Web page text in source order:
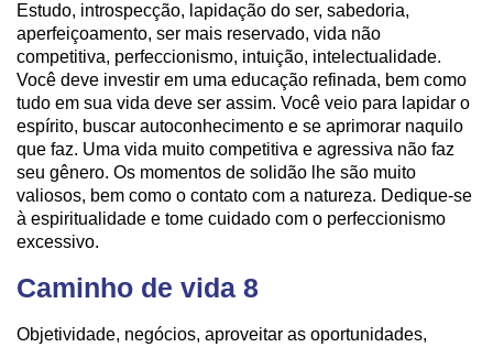
Estudo, introspecção, lapidação do ser, sabedoria,
aperfeiçoamento, ser mais reservado, vida não
competitiva, perfeccionismo, intuição, intelectualidade.
Você deve investir em uma educação refinada, bem como
tudo em sua vida deve ser assim. Você veio para lapidar o
espírito, buscar autoconhecimento e se aprimorar naquilo
que faz. Uma vida muito competitiva e agressiva não faz
seu gênero. Os momentos de solidão lhe são muito
valiosos, bem como o contato com a natureza. Dedique-se
à espiritualidade e tome cuidado com o perfeccionismo
excessivo.
Caminho de vida 8
Objetividade, negócios, aproveitar as oportunidades,